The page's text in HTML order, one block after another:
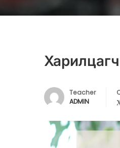
Teacher
ADMIN